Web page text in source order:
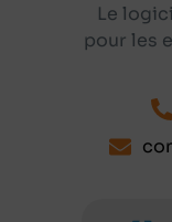
Le
pour les